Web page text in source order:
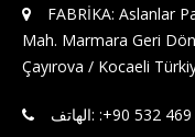
FABRİKA: Aslanlar
Mah. Marmara Geri
Çayırova / Kocaeli